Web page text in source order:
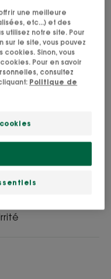
relaxant.
une meilleure
etc...) et des
utilisez notre site. Pour
le site, vous pouvez
Sinon, vous
Pour en savoir
consultez
Politique de